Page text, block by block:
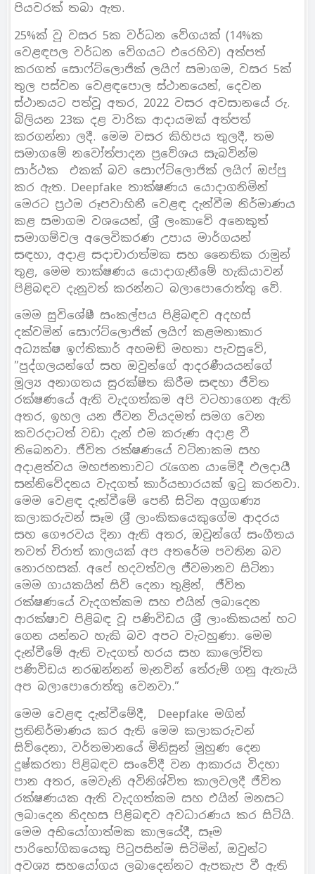
පියවරක් තබා ඇත.
25%ක් වූ වසර 5ක වර්ධන වේගයක් (14%ක
වෙළඳපල වර්ධන වේගයට එරෙහිව) අත්පත්
කරගත් සොෆ්ට්ලොජික් ලයිෆ් සමාගම, වසර 5ක්
තුල පස්වන වෙළඳපොල ස්ථානයෙන්, දෙවන
ස්ථානයට පත්වූ අතර, 2022 වසර අවසානයේ රු.
බිලියන 23ක දළ වාරික ආදායමක් අත්පත්
කරගන්නා ලදී. මෙම වසර කිහිපය තුලදී, තම
සමාගමේ නවෝත්පාදන ප‍්‍රවේශය සැබවින්ම
සාර්ථක එකක් බව සොෆ්ට්ලොජික් ලයිෆ් ඔප්පු
කර ඇත. Deepfake තාක්ෂණය යොදාගනිමින්
මෙරට ප‍්‍රථම රූපවාහිනී වෙළඳ දැන්වීම නිර්මාණය
කළ සමාගම වශයෙන්, ශ‍්‍රී ලංකාවේ අනෙකුත්
සමාගම්වල අලෙවිකරණ උපාය මාර්ගයන්
සඳහා, අදාළ සදාචාරාත්මක සහ නෛතික රාමුන්
තුළ, මෙම තාක්ෂණය යොදාගැනීමේ හැකියාවන්
පිළිබඳව දැනුවත් කරන්නට බලාපොරොත්තු වේ.
මෙම සුවිශේෂී සංකල්පය පිළිබඳව අදහස්
දක්වමින් සොෆ්ට්ලොජික් ලයිෆ් කළමනාකාර
අධ්‍යක්ෂ ඉෆ්තිකාර් අහමඞ් මහතා පැවසුවේ,
”පුද්ගලයන්ගේ සහ ඔවුන්ගේ ආදරණීයයන්ගේ
මූල්‍ය අනාගතය සුරක්ෂිත කිරීම සඳහා ජීවිත
රක්ෂණයේ ඇති වැදගත්කම අපි වටහාගෙන ඇති
අතර, ඉහල යන ජීවන වියදමත් සමග වෙන
කවරදාටත් වඩා දැන් එම කරුණ අදාළ වී
තිබෙනවා. ජීවිත රක්ෂණයේ වටිනාකම සහ
අදාළත්වය මහජනතාවට රැගෙන යාමේදී ඵලදායී
සන්නිවේදනය වැදගත් කාර්යභාරයක් ඉටු කරනවා.
මෙම වෙළඳ දැන්වීමේ පෙනී සිටින අග‍්‍රගණ්‍ය
කලාකරුවන් සෑම ශ‍්‍රී ලාංකිකයෙකුගේම ආදරය
සහ ගෞරවය දිනා ඇති අතර, ඔවුන්ගේ සංගීතය
තවත් චිරාත් කාලයක් අප අතරේම පවතින බව
නොරහසක්. අපේ හදවත්වල ජීවමානව සිටිනා
මෙම ගායකයින් සිව් දෙනා තුළින්, ජීවිත
රක්ෂණයේ වැදගත්කම සහ එයින් ලබාදෙන
ආරක්ෂාව පිළිබඳ වූ පණිවිඩය ශ‍්‍රී ලාංකිකයන් හට
ගෙන යන්නට හැකි බව අපට වැටහුණා. මෙම
දැන්වීමේ ඇති වැදගත් හරය සහ කාලෝචිත
පණිවිඩය නරඹන්නන් මැනවින් තේරුම් ගනු ඇතැයි
අප බලාපොරොත්තු වෙනවා.”
මෙම වෙළඳ දැන්වීමේදී, Deepfake මගින්
ප‍්‍රතිනිර්මාණය කර ඇති මෙම කලාකරුවන්
සිව්දෙනා, වර්තමානයේ මිනිසුන් මුහුණ දෙන
දුෂ්කරතා පිළිබඳව සංවේදී වන ආකාරය විදහා
පාන අතර, මෙවැනි අවිනිශ්විත කාලවලදී ජීවිත
රක්ෂණයක ඇති වැදගත්කම සහ එයින් මනසට
ලබාදෙන නිදහස පිළිබඳව අවධාරණය කර සිටියි.
මෙම අභියෝගාත්මක කාලයේදී, සෑම
පාරිභෝගිකයෙකු පිටුපසින්ම සිටිමින්, ඔවුන්ට
අවශ්‍ය සහයෝගය ලබාදෙන්නට ඇපකැප වී ඇති